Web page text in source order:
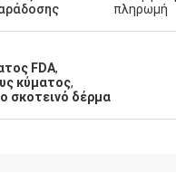
πληρωμή
FDA,
κύματος,
σκοτεινό δέρμα